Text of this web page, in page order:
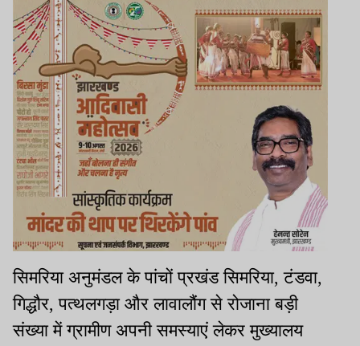
सिमरिया अनुमंडल के पांचों प्रखंड सिमरिया, टंडवा,
गिद्धौर, पत्थलगड़ा और लावालौंग से रोजाना बड़ी
संख्या में ग्रामीण अपनी समस्याएं लेकर मुख्यालय